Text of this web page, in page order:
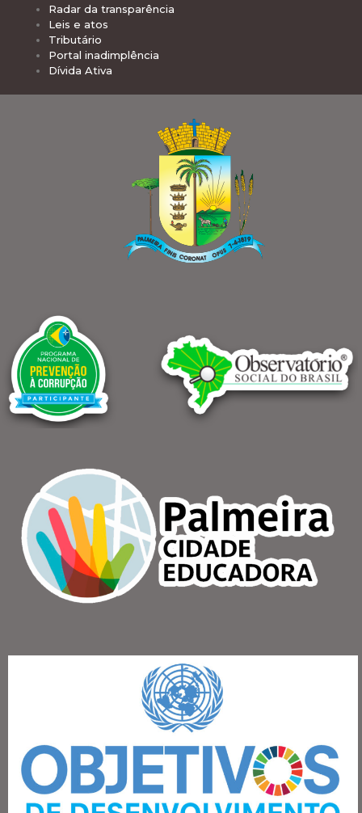
Radar da transparência
Leis e atos
Tributário
Portal inadimplência
Dívida Ativa